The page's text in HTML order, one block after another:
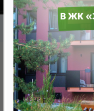
Главная База
9.5 "Монтевидео", квартал
9.5
"Южная
от 0 BYN (0 USD)